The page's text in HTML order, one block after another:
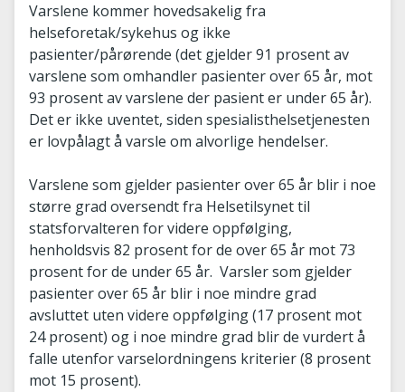
Varslene kommer hovedsakelig fra
helseforetak/sykehus og ikke
pasienter/pårørende (det gjelder 91 prosent av
varslene som omhandler pasienter over 65 år, mot
93 prosent av varslene der pasient er under 65 år).
Det er ikke uventet, siden spesialisthelsetjenesten
er lovpålagt å varsle om alvorlige hendelser.
Varslene som gjelder pasienter over 65 år blir i noe
større grad oversendt fra Helsetilsynet til
statsforvalteren for videre oppfølging,
henholdsvis 82 prosent for de over 65 år mot 73
prosent for de under 65 år. Varsler som gjelder
pasienter over 65 år blir i noe mindre grad
avsluttet uten videre oppfølging (17 prosent mot
24 prosent) og i noe mindre grad blir de vurdert å
falle utenfor varselordningens kriterier (8 prosent
mot 15 prosent).